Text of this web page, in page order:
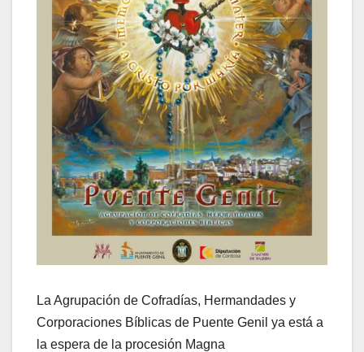
La Agrupación de Cofradías, Hermandades y
Corporaciones Bíblicas de Puente Genil ya está a
la espera de la procesión Magna